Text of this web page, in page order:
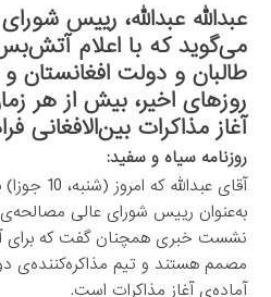
عبدالله عبدالله، رییس
می‌گوید که با اعلام
طالبان و دولت
روزهای اخیر، بیش از هر
آغاز مذاکرات
روزنامه سیاه و سفید:
آقای
به‌عنوان رییس شورای عالی
نشست خبری همچنان گفت که برای
مصمم هستند و تیم مذاکره‌کننده‌ی
آماده‌ی آغاز مذاکرات است.